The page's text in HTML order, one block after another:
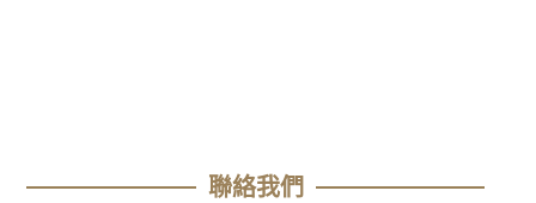
聯絡我們